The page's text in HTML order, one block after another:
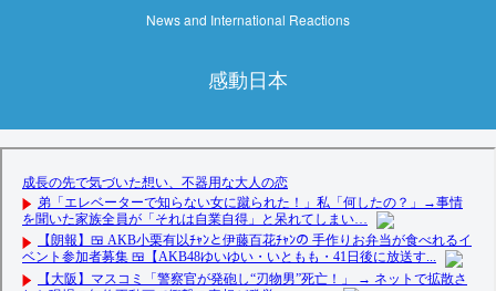
News and International Reactions
感動日本